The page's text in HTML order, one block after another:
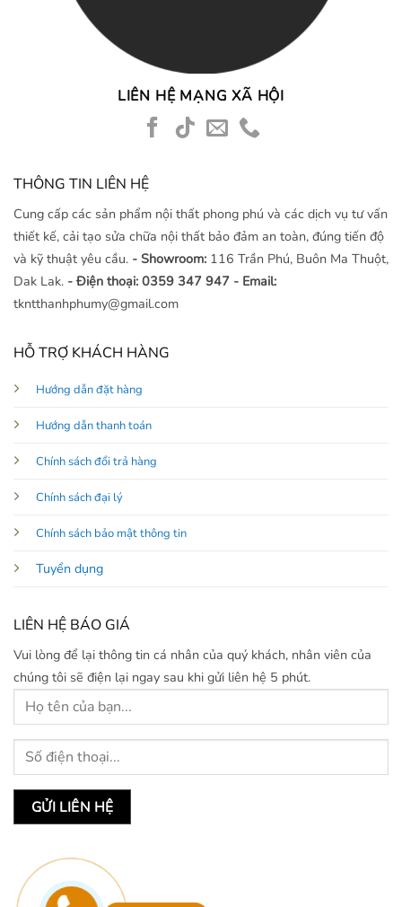
LIÊN HỆ MẠNG XÃ HỘI
THÔNG TIN LIÊN HỆ
Cung cấp các sản phẩm nội thất phong phú và các dịch vụ tư vấn
thiết kế, cải tạo sửa chữa nội thất bảo đảm an toàn, đúng tiến độ
và kỹ thuật yêu cầu. - Showroom: 116 Trần Phú, Buôn Ma Thuột,
Dak Lak. - Điện thoại: 0359 347 947 - Email:
tkntthanhphumy@gmail.com
HỖ TRỢ KHÁCH HÀNG
Hướng dẫn đặt hàng
Hướng dẫn thanh toán
Chính sách đổi trả hàng
Chính sách đại lý
Chính sách bảo mật thông tin
Tuyển dụng
LIÊN HỆ BÁO GIÁ
Vui lòng để lại thông tin cá nhân của quý khách, nhân viên của
chúng tôi sẽ điện lại ngay sau khi gửi liên hệ 5 phút.